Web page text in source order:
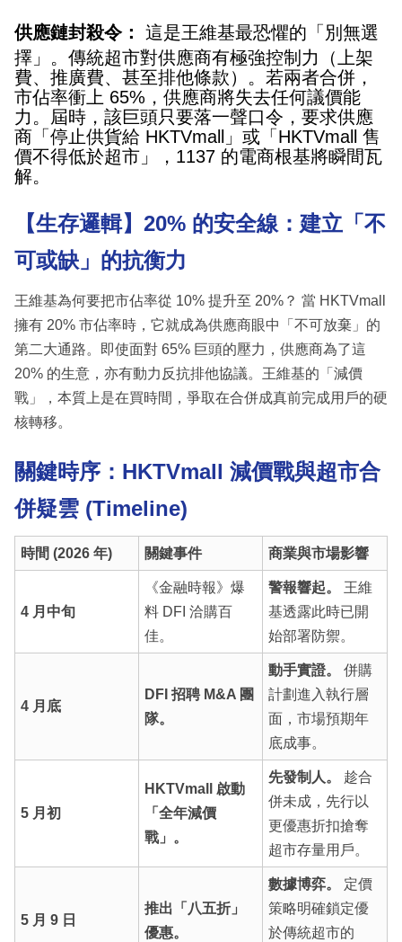
供應鏈封殺令：
這是王維基最恐懼的「別無選
擇」。傳統超市對供應商有極強控制力（上架
費、推廣費、甚至排他條款）。若兩者合併，
市佔率衝上 65%，供應商將失去任何議價能
力。屆時，該巨頭只要落一聲口令，要求供應
商「停止供貨給 HKTVmall」或「HKTVmall 售
價不得低於超市」，1137 的電商根基將瞬間瓦
解。
【生存邏輯】20% 的安全線：建立「不
可或缺」的抗衡力
王維基為何要把市佔率從 10% 提升至 20%？ 當 HKTVmall
擁有 20% 市佔率時，它就成為供應商眼中「不可放棄」的
第二大通路。即使面對 65% 巨頭的壓力，供應商為了這
20% 的生意，亦有動力反抗排他協議。王維基的「減價
戰」，本質上是在買時間，爭取在合併成真前完成用戶的硬
核轉移。
關鍵時序：HKTVmall 減價戰與超市合
併疑雲 (Timeline)
時間 (2026 年) 關鍵事件 商業與市場影響
4 月中旬
《金融時報》爆
料 DFI 洽購百
佳。
警報響起。
王維
基透露此時已開
始部署防禦。
4 月底
DFI 招聘 M&A 團
隊。
動手實證。
併購
計劃進入執行層
面，市場預期年
底成事。
5 月初
HKTVmall 啟動
「全年減價
戰」。
先發制人。
趁合
併未成，先行以
更優惠折扣搶奪
超市存量用戶。
5 月 9 日
推出「八五折」
優惠。
數據博弈。
定價
策略明確鎖定優
於傳統超市的